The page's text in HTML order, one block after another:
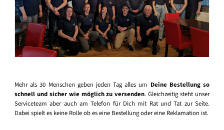
Mehr als 30 Menschen geben jeden Tag alles um Deine Bestellung so
schnell und sicher wie möglich zu versenden. Gleichzeitig steht unser
Serviceteam aber auch am Telefon für Dich mit Rat und Tat zur Seite.
Dabei spielt es keine Rolle ob es eine Bestellung oder eine Reklamation ist.